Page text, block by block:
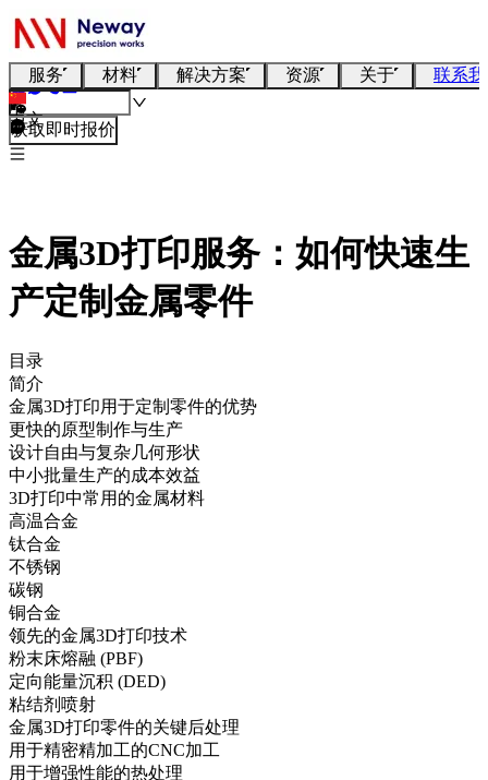
服务 材料 解决方案 资源 关于 联系
中文
获取即时报价
金属3D打印服务：如何快速生
产定制金属零件
目录
简介
金属3D打印用于定制零件的优势
更快的原型制作与生产
设计自由与复杂几何形状
中小批量生产的成本效益
3D打印中常用的金属材料
高温合金
钛合金
不锈钢
碳钢
铜合金
领先的金属3D打印技术
粉末床熔融 (PBF)
定向能量沉积 (DED)
粘结剂喷射
金属3D打印零件的关键后处理
用于精密精加工的CNC加工
用于增强性能的热处理